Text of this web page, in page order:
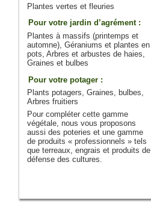
Plantes vertes et fleuries
Pour votre jardin d’agrément :
Plantes à massifs (printemps et
automne), Géraniums et plantes en
pots, Arbres et arbustes de haies,
Graines et bulbes
Pour votre potager :
Plants potagers, Graines, bulbes,
Arbres fruitiers
Pour compléter cette gamme
végétale, nous vous proposons
aussi des poteries et une gamme
de produits « professionnels » tels
que terreaux, engrais et produits de
défense des cultures.